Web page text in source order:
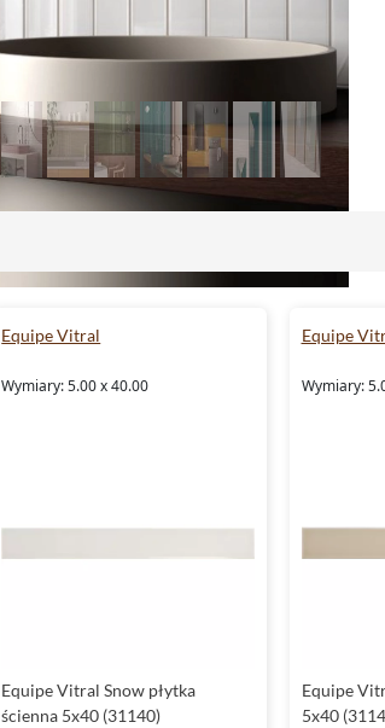
Equipe Vitral
Wymiary: 5.00 x 40.00
Equipe Vitral Snow płytka
ścienna 5x40 (31140)
Equipe
Wymiary:
Equipe
5x40